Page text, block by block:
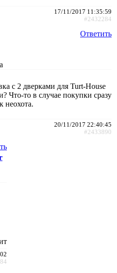
17/11/2017 11:35:59
#2432284
Ответить
с 2 дверками для Turt-House
Что-то в случае покупки сразу
неохота.
20/11/2017 22:40:45
#2433890